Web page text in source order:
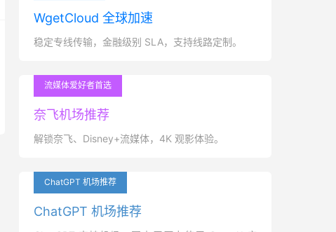
WgetCloud 全球加速
稳定专线传输，金融级别 SLA，支持线路定制。
流媒体爱好者首选
奈飞机场推荐
解锁奈飞、Disney+流媒体，4K 观影体验。
ChatGPT 机场推荐
ChatGPT 机场推荐